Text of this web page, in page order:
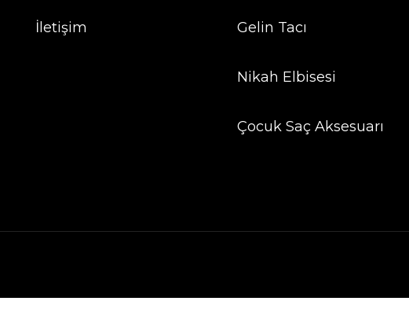
İletişim Gelin Tacı
Nikah Elbisesi
Çocuk Saç Aksesuarı